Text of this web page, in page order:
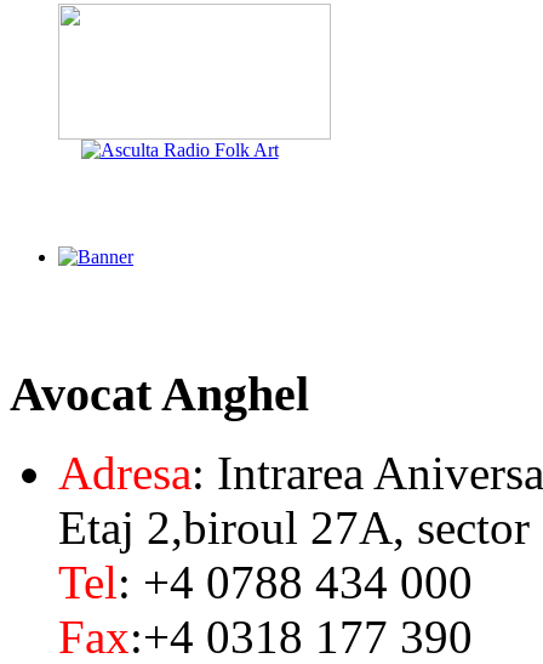
AvocatAnghel
Adresa: Intrarea
Etaj 2,biroul 27A, sector
Tel: +4 0788 434 000
Fax:+4 0318 177 390